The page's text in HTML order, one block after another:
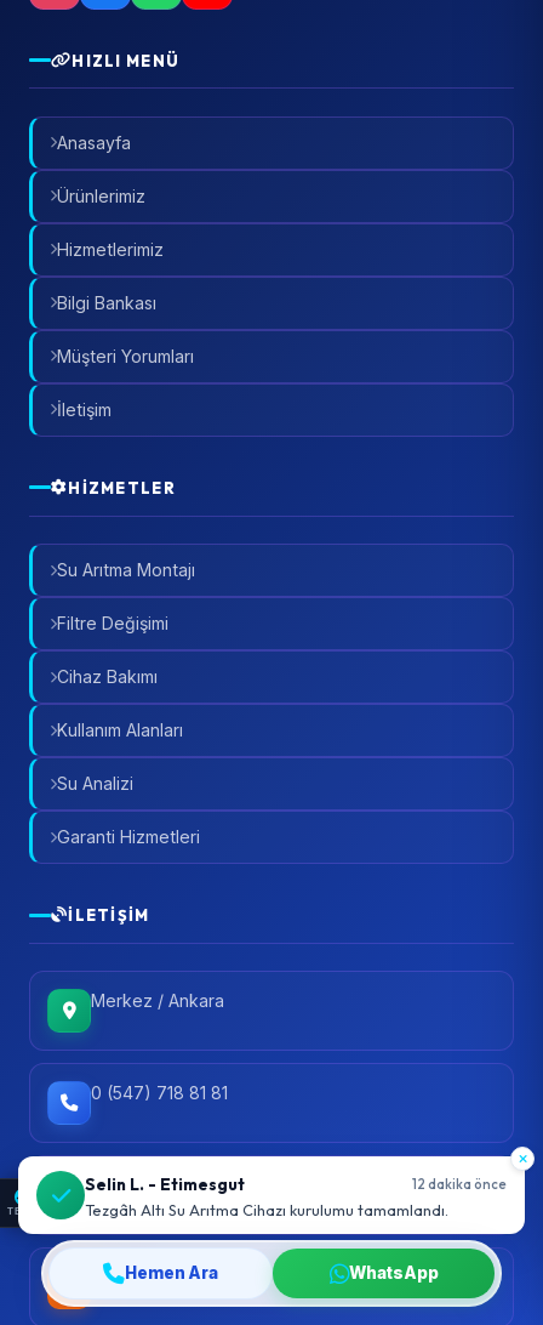
TEMA
HIZLI MENÜ
Anasayfa
Ürünlerimiz
Hizmetlerimiz
Bilgi Bankası
Müşteri Yorumları
İletişim
HIZMETLER
Su Arıtma Montajı
Filtre Değişimi
Cihaz Bakımı
Kullanım Alanları
Su Analizi
Garanti Hizmetleri
İLETIŞIM
Merkez / Ankara
0 (547) 718 81 81
info@ankarasuaritma.org
Pzt - Cmt: 10:00 - 19:00
Hemen Ara WhatsApp